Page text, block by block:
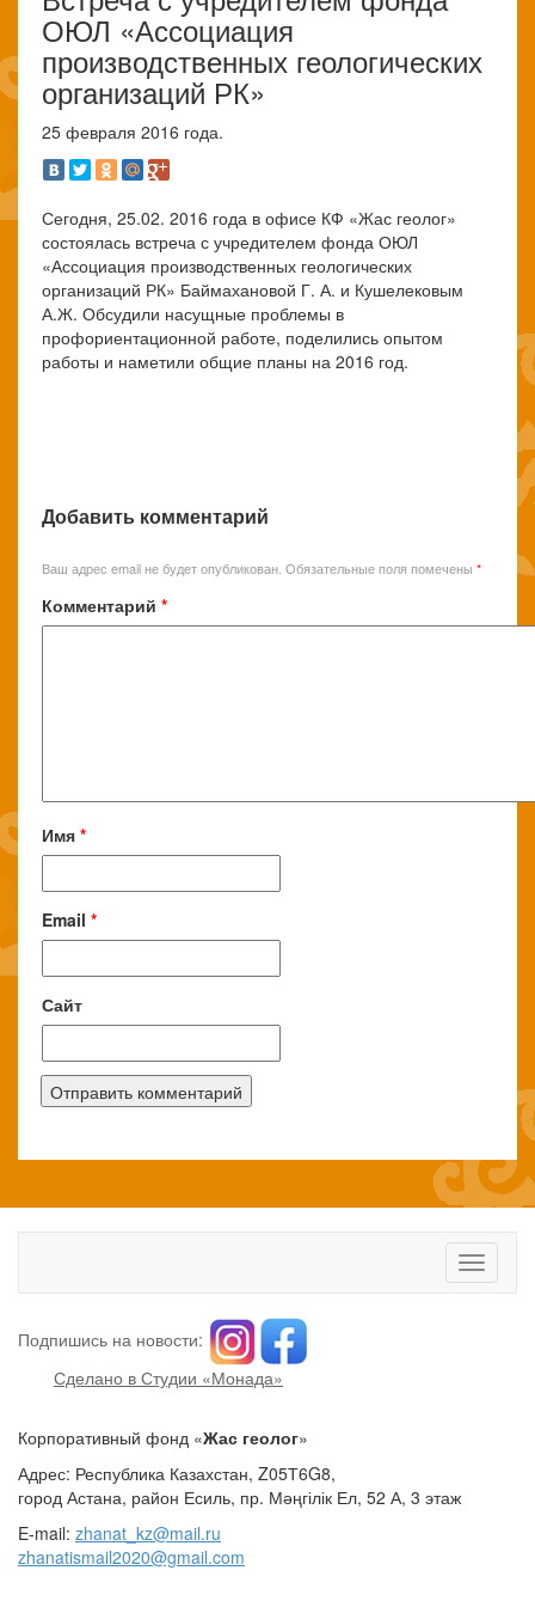
ОЮЛ «Ассоциация
производственных геологических
организаций РК»
25 февраля 2016 года.
Сегодня, 25.02. 2016 года в офисе КФ «Жас геолог»
состоялась встреча с учредителем фонда ОЮЛ
«Ассоциация производственных геологических
организаций РК» Баймахановой Г. А. и Кушелековым
А.Ж. Обсудили насущные проблемы в
профориентационной работе, поделились опытом
работы и наметили общие планы на 2016 год.
Добавить комментарий
Ваш адрес email не будет опубликован. Обязательные поля помечены *
Комментарий *
Имя *
Email *
Сайт
Toggle
Подпишись на новости:
Сделано в Студии «Монада»
Корпоративный фонд «Жас геолог»
Адрес: Республика Казахстан, Z05Т6G8,
город Астана, район Есиль, пр. Мәңгілік Ел, 52 А, 3 этаж
E-mail: zhanat_kz@mail.ru
zhanatismail2020@gmail.com